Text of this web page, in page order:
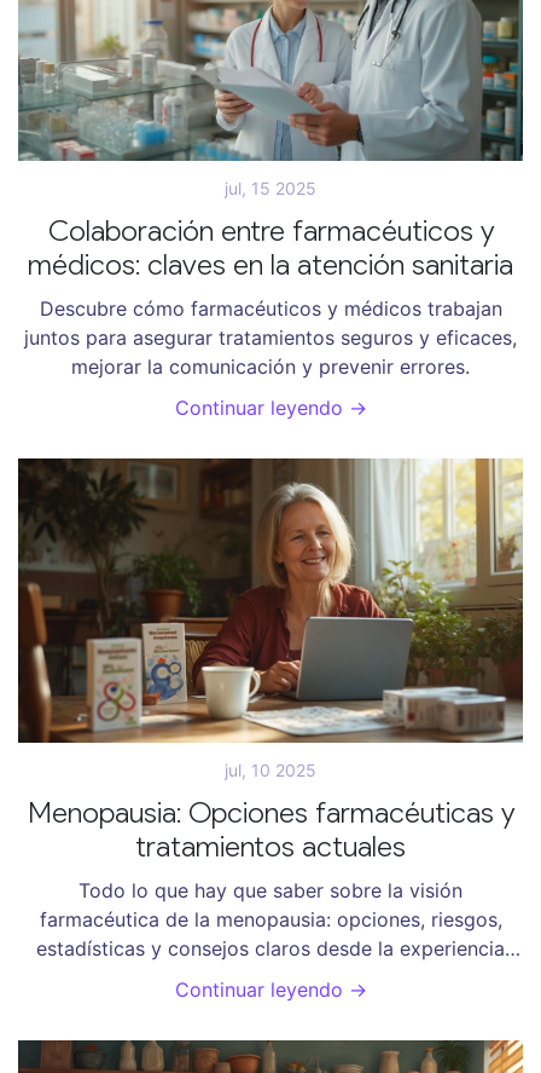
jul, 15 2025
Colaboración entre farmacéuticos y
médicos: claves en la atención sanitaria
Descubre cómo farmacéuticos y médicos trabajan
juntos para asegurar tratamientos seguros y eficaces,
mejorar la comunicación y prevenir errores.
Continuar leyendo →
jul, 10 2025
Menopausia: Opciones farmacéuticas y
tratamientos actuales
Todo lo que hay que saber sobre la visión
farmacéutica de la menopausia: opciones, riesgos,
estadísticas y consejos claros desde la experiencia
argentina.
Continuar leyendo →